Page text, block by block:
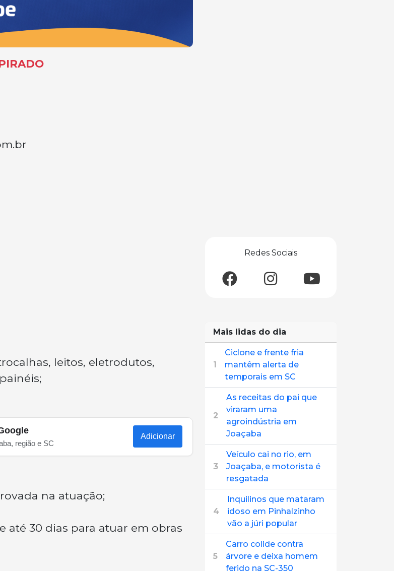
leitos, eletrodutos,
região e SC
Adicionar
na atuação;
até 30 dias para atuar em obras
Redes Sociais
Mais lidas do dia
1
Ciclone e frente fria
mantêm alerta de
temporais em SC
2
As receitas do pai que
viraram uma
agroindústria em
Joaçaba
3
Veículo cai no rio, em
Joaçaba, e motorista é
resgatada
4
Inquilinos que mataram
idoso em Pinhalzinho
vão a júri popular
5
Carro colide contra
árvore e deixa homem
ferido na SC-350